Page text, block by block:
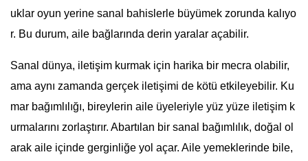
uklar oyun yerine sanal bahislerle büyümek zorunda kalıyo
r. Bu durum, aile bağlarında derin yaralar açabilir.
Sanal dünya, iletişim kurmak için harika bir mecra olabilir,
ama aynı zamanda gerçek iletişimi de kötü etkileyebilir. Ku
mar bağımlılığı, bireylerin aile üyeleriyle yüz yüze iletişim k
urmalarını zorlaştırır. Abartılan bir sanal bağımlılık, doğal ol
arak aile içinde gerginliğe yol açar. Aile yemeklerinde bile,